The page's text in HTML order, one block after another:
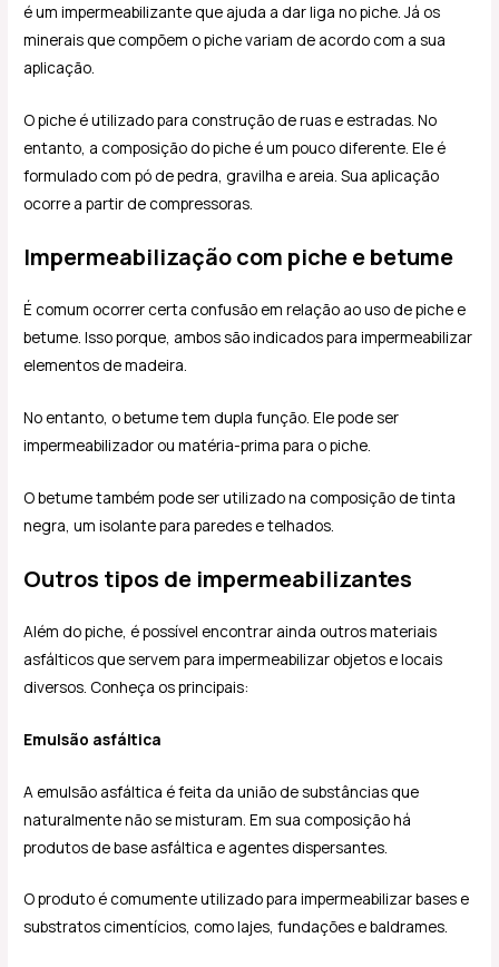
é um impermeabilizante que ajuda a dar liga no piche. Já os
minerais que compõem o piche variam de acordo com a sua
aplicação.
O piche é utilizado para construção de ruas e estradas. No
entanto, a composição do piche é um pouco diferente. Ele é
formulado com pó de pedra, gravilha e areia. Sua aplicação
ocorre a partir de compressoras.
Impermeabilização com piche e betume
É comum ocorrer certa confusão em relação ao uso de piche e
betume. Isso porque, ambos são indicados para impermeabilizar
elementos de madeira.
No entanto, o betume tem dupla função. Ele pode ser
impermeabilizador ou matéria-prima para o piche.
O betume também pode ser utilizado na composição de tinta
negra, um isolante para paredes e telhados.
Outros tipos de impermeabilizantes
Além do piche, é possível encontrar ainda outros materiais
asfálticos que servem para impermeabilizar objetos e locais
diversos. Conheça os principais:
Emulsão asfáltica
A emulsão asfáltica é feita da união de substâncias que
naturalmente não se misturam. Em sua composição há
produtos de base asfáltica e agentes dispersantes.
O produto é comumente utilizado para impermeabilizar bases e
substratos cimentícios, como lajes, fundações e baldrames.